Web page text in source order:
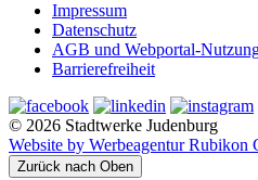
Impressum
Datenschutz
AGB und Webportal-
Barrierefreiheit
© 2026 Stadtwerke Judenburg
Website by Werbeagentur Rubikon
Zurück nach Oben